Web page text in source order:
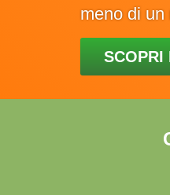
meno di un
SCOPRI